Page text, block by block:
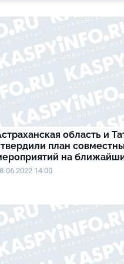
область и
план
на
14:00